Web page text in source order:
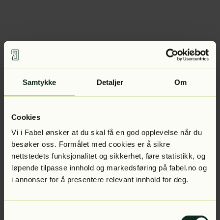
Samtykke Detaljer Om
Cookies
Vi i Fabel ønsker at du skal få en god opplevelse når du
besøker oss. Formålet med cookies er å sikre
nettstedets funksjonalitet og sikkerhet, føre statistikk, og
løpende tilpasse innhold og markedsføring på fabel.no og
i annonser for å presentere relevant innhold for deg.